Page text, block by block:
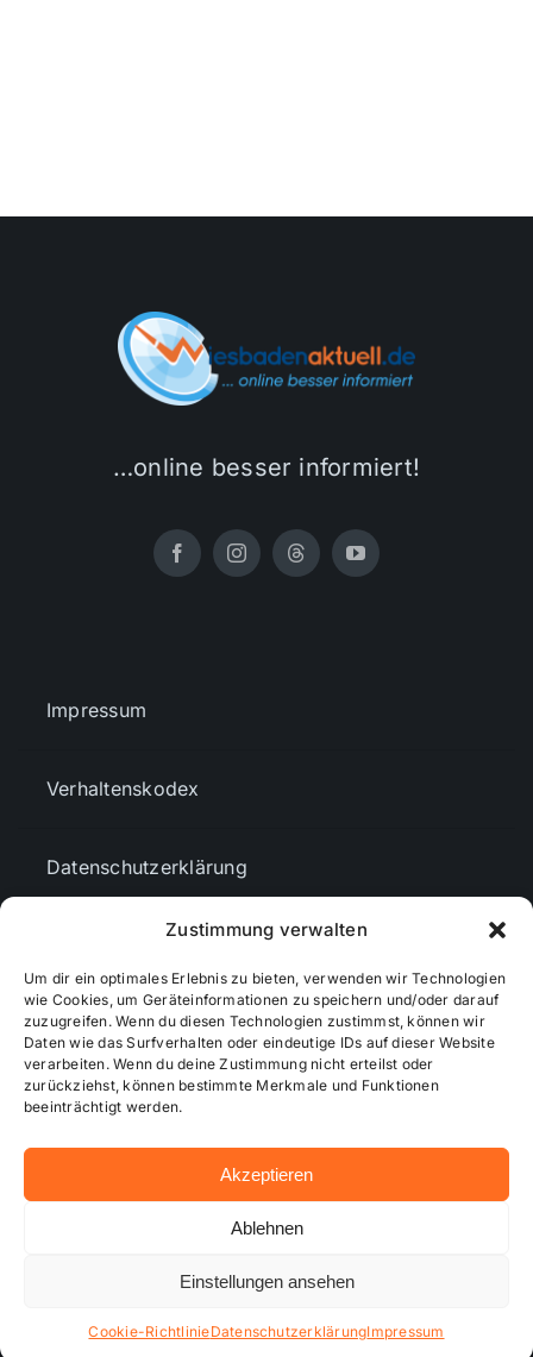
Zustimmung verwalten
Um dir ein optimales Erlebnis zu bieten, verwenden wir Technologien
wie Cookies, um Geräteinformationen zu speichern und/oder darauf
zuzugreifen. Wenn du diesen Technologien zustimmst, können wir
Daten wie das Surfverhalten oder eindeutige IDs auf dieser Website
verarbeiten. Wenn du deine Zustimmung nicht erteilst oder
zurückziehst, können bestimmte Merkmale und Funktionen
beeinträchtigt werden.
Akzeptieren
Ablehnen
Einstellungen ansehen
Cookie-RichtlinieDatenschutzerklärungImpressum
…online besser informiert!
Impressum
Verhaltenskodex
Datenschutzerklärung
Cookie-Richtlinie (EU)
Mediendaten
© 2026 - Wiesbadenaktuell ...online besser informiert!